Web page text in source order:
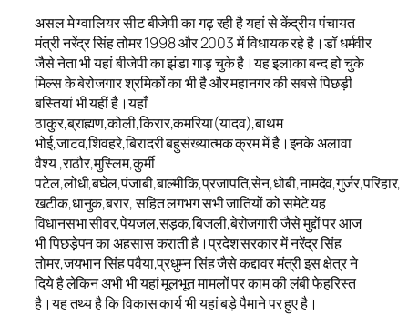
असल मे ग्वालियर सीट बीजेपी का गढ़ रही है यहां से केंद्रीय पंचायत
मंत्री नरेंद्र सिंह तोमर 1998 और 2003 में विधायक रहे है।डॉ धर्मवीर
जैसे नेता भी यहां बीजेपी का झंडा गाड़ चुके है।यह इलाका बन्द हो चुके
मिल्स के बेरोजगार श्रमिकों का भी है और महानगर की सबसे पिछड़ी
बस्तियां भी यहीं है।यहाँ
ठाकुर,ब्राह्मण,कोली,किरार,कमरिया(यादव),बाथम
भोई,जाटव,शिवहरे,बिरादरी बहुसंख्यात्मक क्रम में है।इनके अलावा
वैश्य ,राठौर,मुस्लिम,कुर्मी
पटेल,लोधी,बघेल,पंजाबी,बाल्मीकि,प्रजापति,सेन,धोबी,नामदेव,गुर्जर,परिहार,
खटीक,धानुक,बरार, सहित लगभग सभी जातियों को समेटे यह
विधानसभा सीवर,पेयजल,सड़क,बिजली,बेरोजगारी जैसे मुद्दों पर आज
भी पिछड़ेपन का अहसास कराती है।प्रदेश सरकार में नरेंद्र सिंह
तोमर,जयभान सिंह पवैया,प्रधुम्न सिंह जैसे कद्दावर मंत्री इस क्षेत्र ने
दिये है लेकिन अभी भी यहां मूलभूत मामलों पर काम की लंबी फेहरिस्त
है।यह तथ्य है कि विकास कार्य भी यहां बड़े पैमाने पर हुए है।